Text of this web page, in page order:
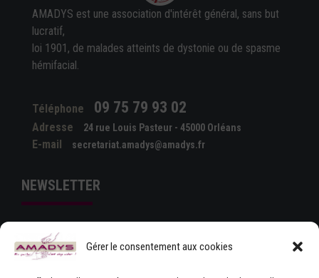
Gérer le consentement aux cookies
AMADYS est une association d'intérêt général, sans but
lucratif,
loi 1901, de malades atteints de dystonie ou de spasme
hémifacial.
Téléphone 09 75 79 93 02
Adresse 24 rue Louis Pasteur - 45000 Orléans
E-mail secretariat.amadys@amadys.fr
NEWSLETTER